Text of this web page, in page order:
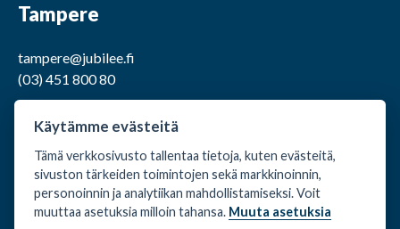
Tampere
tampere@jubilee.fi
(03) 451 800 80
ma-pe klo 9.00 -15.00
Kaakkurintie 12,
37150 Nokia
Käytämme evästeitä
Tämä verkkosivusto tallentaa tietoja, kuten evästeitä,
sivuston tärkeiden toimintojen sekä markkinoinnin,
personoinnin ja analytiikan mahdollistamiseksi. Voit
muuttaa asetuksia milloin tahansa. Muuta asetuksia